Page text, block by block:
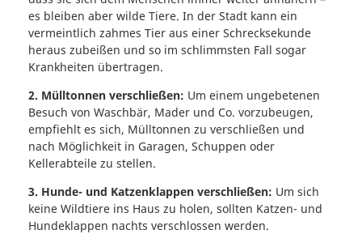
es bleiben aber wilde Tiere. In der Stadt kann ein
vermeintlich zahmes Tier aus einer Schrecksekunde
heraus zubeißen und so im schlimmsten Fall sogar
Krankheiten übertragen.
2. Mülltonnen verschließen: Um einem ungebetenen
Besuch von Waschbär, Mader und Co. vorzubeugen,
empfiehlt es sich, Mülltonnen zu verschließen und
nach Möglichkeit in Garagen, Schuppen oder
Kellerabteile zu stellen.
3. Hunde- und Katzenklappen verschließen: Um sich
keine Wildtiere ins Haus zu holen, sollten Katzen- und
Hundeklappen nachts verschlossen werden.